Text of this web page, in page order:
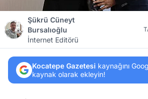
Şükrü Cüneyt
Bursalıoğlu
İnternet Editörü
Kocatepe Gazetesi kaynağını
kaynak olarak ekleyin!